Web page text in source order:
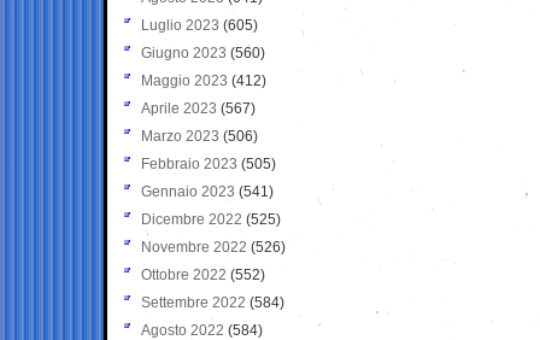
Luglio 2023 (605)
Giugno 2023 (560)
Maggio 2023 (412)
Aprile 2023 (567)
Marzo 2023 (506)
Febbraio 2023 (505)
Gennaio 2023 (541)
Dicembre 2022 (525)
Novembre 2022 (526)
Ottobre 2022 (552)
Settembre 2022 (584)
Agosto 2022 (584)